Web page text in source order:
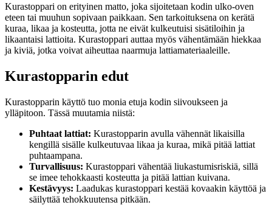
Kurastoppari on erityinen matto, joka sijoitetaan kodin ulko-oven
eteen tai muuhun sopivaan paikkaan. Sen tarkoituksena on kerätä
kuraa, likaa ja kosteutta, jotta ne eivät kulkeutuisi sisätiloihin ja
likaantaisi lattioita. Kurastoppari auttaa myös vähentämään hiekkaa
ja kiviä, jotka voivat aiheuttaa naarmuja lattiamateriaaleille.
Kurastopparin edut
Kurastopparin käyttö tuo monia etuja kodin siivoukseen ja
ylläpitoon. Tässä muutamia niistä:
Puhtaat lattiat: Kurastopparin avulla vähennät likaisilla
kengillä sisälle kulkeutuvaa likaa ja kuraa, mikä pitää lattiat
puhtaampana.
Turvallisuus: Kurastoppari vähentää liukastumisriskiä, sillä
se imee tehokkaasti kosteutta ja pitää lattian kuivana.
Kestävyys: Laadukas kurastoppari kestää kovaakin käyttöä ja
säilyttää tehokkuutensa pitkään.